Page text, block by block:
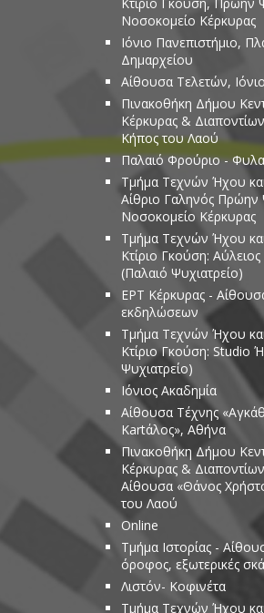
Νοσοκομείο Κέρκυρας
Ιόνιο Πανεπιστήμιο,
Δημαρχείου
Αίθουσα Τελετών,
Πινακοθήκη Δήμου
Κέρκυρας &
Κήπος του Λαού
Παλαιό Φρούριο -
Τμήμα Τεχνών Ήχου
Αίθριο Γαληνός Πρώην
Νοσοκομείο Κέρκυρας
Τμήμα Τεχνών Ήχου
Κτίριο Γκούση:
(Παλαιό Ψυχιατρείο)
ΕΡΤ Κέρκυρας -
εκδηλώσεων
Τμήμα Τεχνών Ήχου
Κτίριο Γκούση: Studio
Ψυχιατρείο)
Ιόνιος Ακαδημία
Αίθουσα Τέχνης
Kartάλος», Αθήνα
Πινακοθήκη Δήμου
Κέρκυρας &
Αίθουσα «Θάνος
του Λαού
Online
Τμήμα Ιστορίας -
όροφος, εξωτερικές
Λιστόν- Κοφινέτα
Τμήμα Τεχνών Ήχου